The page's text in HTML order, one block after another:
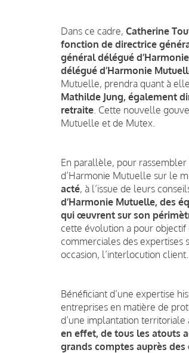
Dans ce cadre, Catherine
fonction de directrice
général délégué
délégué d’Harmonie
Mutuelle, prendra quant à
Mathilde Jung, également
retraite . Cette nouvelle
Mutuelle et de Mutex.
En parallèle, pour
d’Harmonie Mutuelle sur le
acté, à l’issue de leurs
d’Harmonie Mutuelle, des
qui œuvrent sur son
cette évolution a pour objectif
commerciales des expertises
occasion, l’interlocution client.
Bénéficiant d’une expertise
entreprises en matière de
d’une implantation
en effet, de tous les atouts
grands comptes auprès